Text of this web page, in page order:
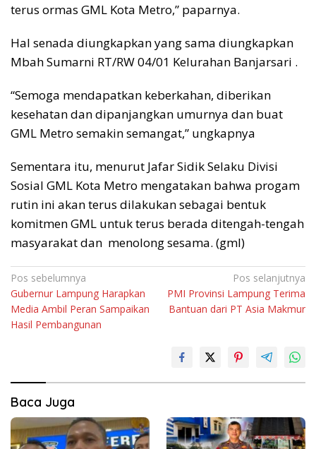
terus ormas GML Kota Metro,” paparnya.
Hal senada diungkapkan yang sama diungkapkan
Mbah Sumarni RT/RW 04/01 Kelurahan Banjarsari .
“Semoga mendapatkan keberkahan, diberikan
kesehatan dan dipanjangkan umurnya dan buat
GML Metro semakin semangat,” ungkapnya
Sementara itu, menurut Jafar Sidik Selaku Divisi
Sosial GML Kota Metro mengatakan bahwa progam
rutin ini akan terus dilakukan sebagai bentuk
komitmen GML untuk terus berada ditengah-tengah
masyarakat dan menolong sesama. (gml)
Navigasi
pos
Pos sebelumnya
Gubernur Lampung Harapkan
Media Ambil Peran Sampaikan
Hasil Pembangunan
Pos selanjutnya
PMI Provinsi Lampung Terima
Bantuan dari PT Asia Makmur
Baca Juga